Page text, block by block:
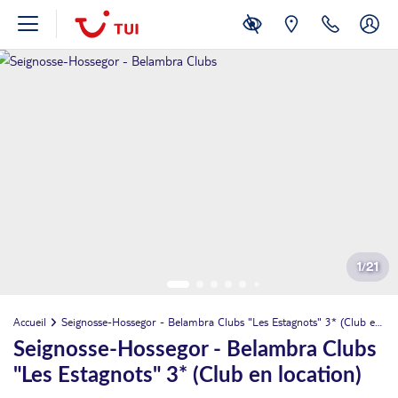
1/21
Accueil Seignosse-Hossegor - Belambra Clubs "Les Estagnots" 3* (Club en location)
Seignosse-Hossegor - Belambra Clubs
"Les Estagnots" 3* (Club en location)